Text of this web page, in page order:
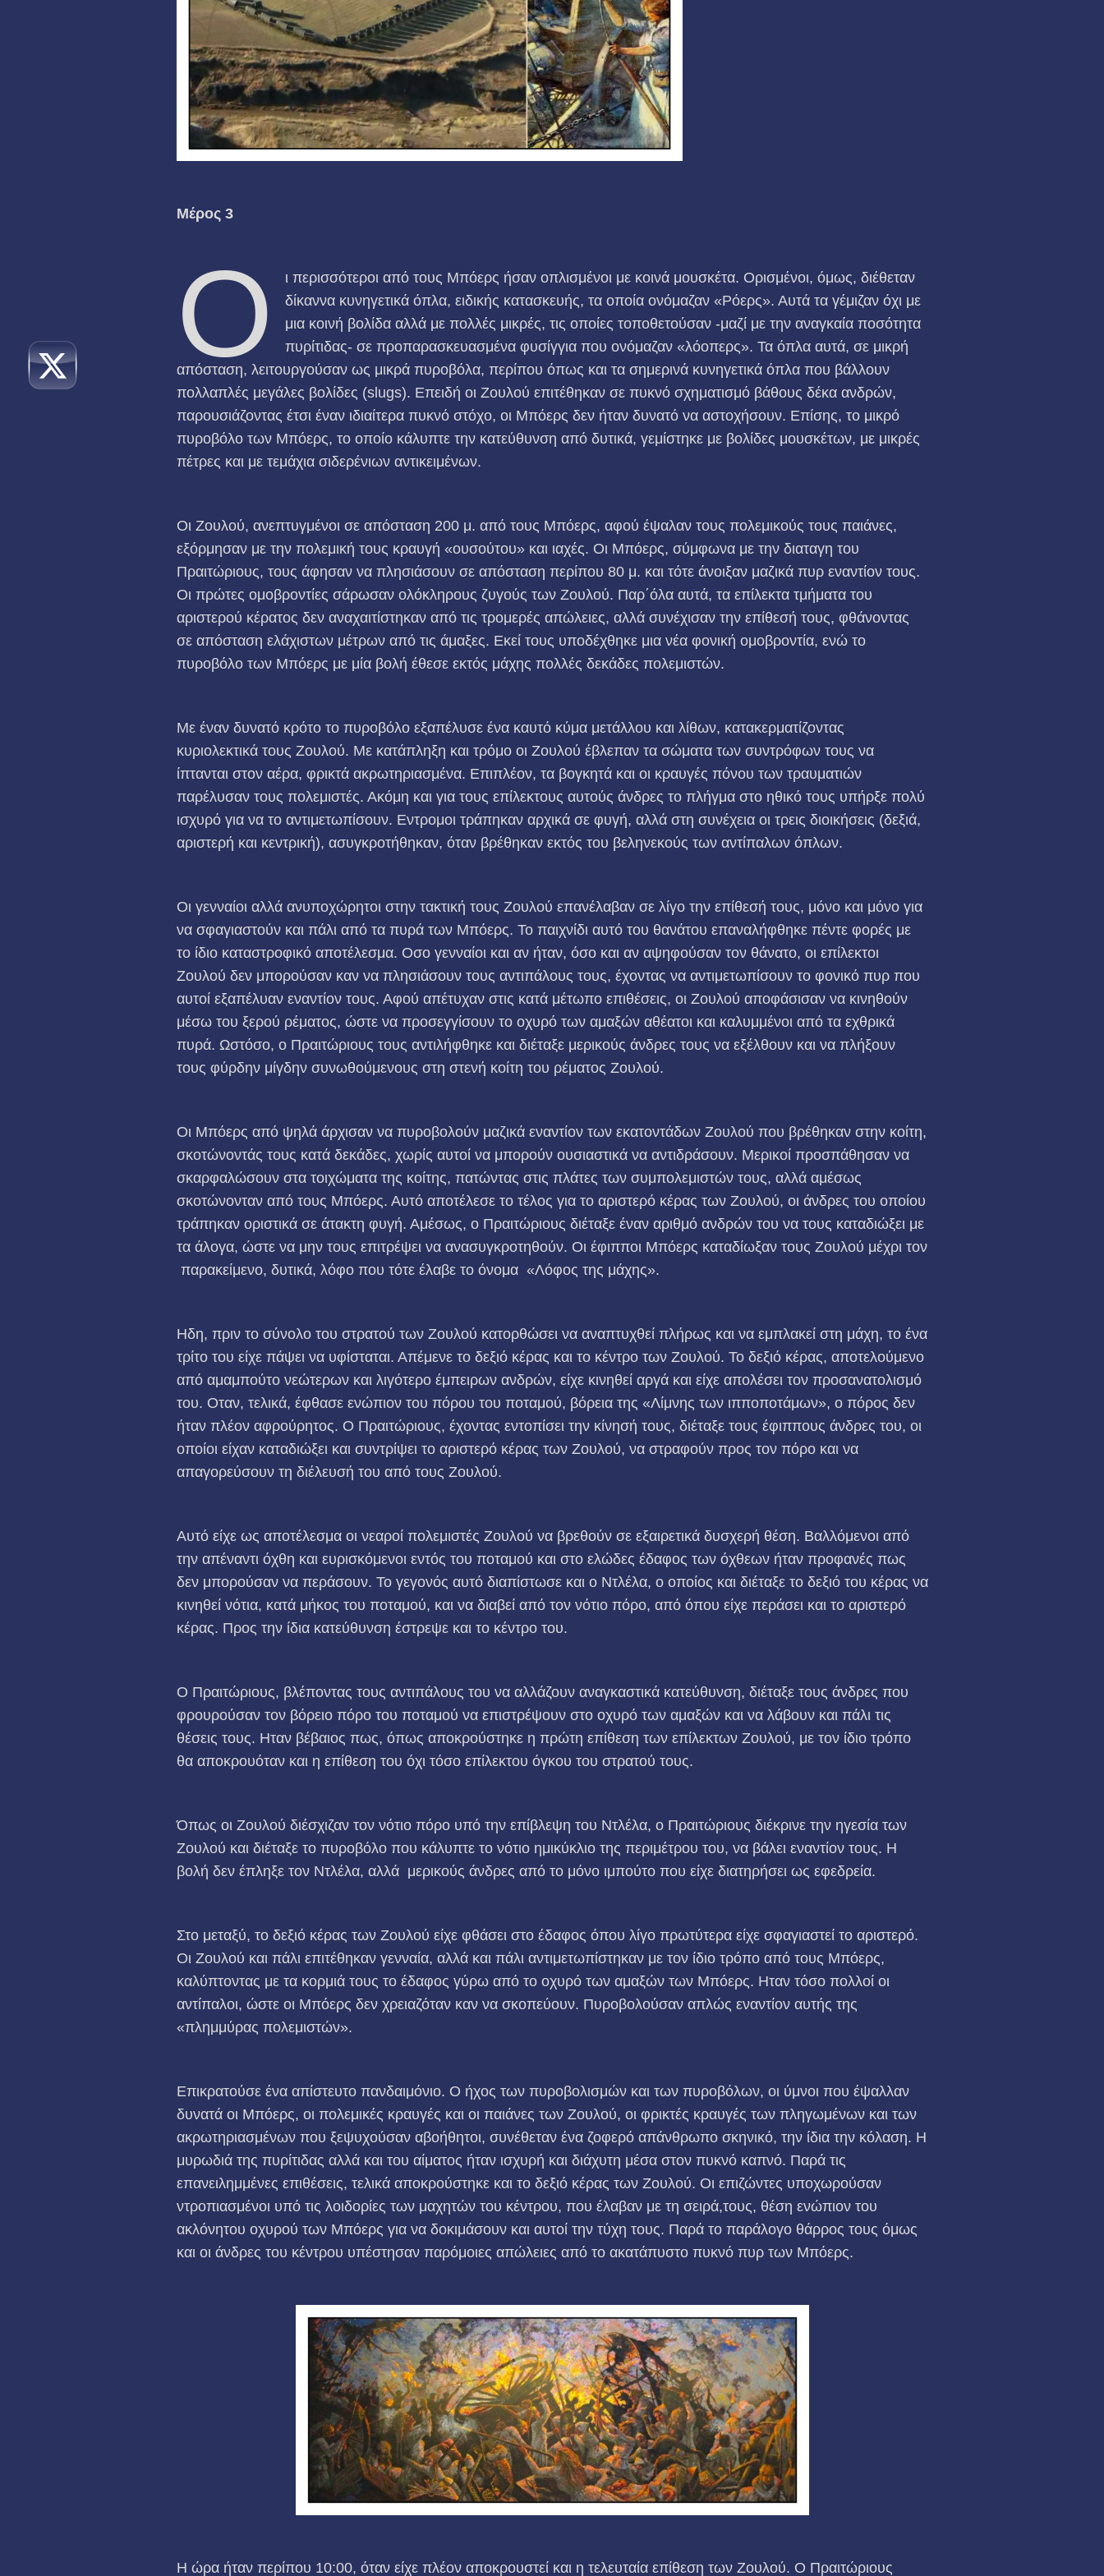
Μέρος 3
Ο
ι περισσότεροι από τους Μπόερς ήσαν οπλισμένοι με κοινά μουσκέτα. Ορισμένοι, όμως, διέθεταν
δίκαννα κυνηγετικά όπλα, ειδικής κατασκευής, τα οποία ονόμαζαν «Ρόερς». Αυτά τα γέμιζαν όχι με
μια κοινή βολίδα αλλά με πολλές μικρές, τις οποίες τοποθετούσαν -μαζί με την αναγκαία ποσότητα
πυρίτιδας- σε προπαρασκευασμένα φυσίγγια που ονόμαζαν «λόοπερς». Τα όπλα αυτά, σε μικρή
απόσταση, λειτουργούσαν ως μικρά πυροβόλα, περίπου όπως και τα σημερινά κυνηγετικά όπλα που βάλλουν
πολλαπλές μεγάλες βολίδες (slugs). Επειδή οι Ζουλού επιτέθηκαν σε πυκνό σχηματισμό βάθους δέκα ανδρών,
παρουσιάζοντας έτσι έναν ιδιαίτερα πυκνό στόχο, οι Μπόερς δεν ήταν δυνατό να αστοχήσουν. Επίσης, το μικρό
πυροβόλο των Μπόερς, το οποίο κάλυπτε την κατεύθυνση από δυτικά, γεμίστηκε με βολίδες μουσκέτων, με μικρές
πέτρες και με τεμάχια σιδερένιων αντικειμένων.
Οι Ζουλού, ανεπτυγμένοι σε απόσταση 200 μ. από τους Μπόερς, αφού έψαλαν τους πολεμικούς τους παιάνες,
εξόρμησαν με την πολεμική τους κραυγή «ουσούτου» και ιαχές. Οι Μπόερς, σύμφωνα με την διαταγη του
Πραιτώριους, τους άφησαν να πλησιάσουν σε απόσταση περίπου 80 μ. και τότε άνοιξαν μαζικά πυρ εναντίον τους.
Οι πρώτες ομοβροντίες σάρωσαν ολόκληρους ζυγούς των Ζουλού. Παρ΄όλα αυτά, τα επίλεκτα τμήματα του
αριστερού κέρατος δεν αναχαιτίστηκαν από τις τρομερές απώλειες, αλλά συνέχισαν την επίθεσή τους, φθάνοντας
σε απόσταση ελάχιστων μέτρων από τις άμαξες. Εκεί τους υποδέχθηκε μια νέα φονική ομοβροντία, ενώ το
πυροβόλο των Μπόερς με μία βολή έθεσε εκτός μάχης πολλές δεκάδες πολεμιστών.
Με έναν δυνατό κρότο το πυροβόλο εξαπέλυσε ένα καυτό κύμα μετάλλου και λίθων, κατακερματίζοντας
κυριολεκτικά τους Ζουλού. Με κατάπληξη και τρόμο οι Ζουλού έβλεπαν τα σώματα των συντρόφων τους να
ίπτανται στον αέρα, φρικτά ακρωτηριασμένα. Επιπλέον, τα βογκητά και οι κραυγές πόνου των τραυματιών
παρέλυσαν τους πολεμιστές. Ακόμη και για τους επίλεκτους αυτούς άνδρες το πλήγμα στο ηθικό τους υπήρξε πολύ
ισχυρό για να το αντιμετωπίσουν. Εντρομοι τράπηκαν αρχικά σε φυγή, αλλά στη συνέχεια οι τρεις διοικήσεις (δεξιά,
αριστερή και κεντρική), ασυγκροτήθηκαν, όταν βρέθηκαν εκτός του βεληνεκούς των αντίπαλων όπλων.
Οι γενναίοι αλλά ανυποχώρητοι στην τακτική τους Ζουλού επανέλαβαν σε λίγο την επίθεσή τους, μόνο και μόνο για
να σφαγιαστούν και πάλι από τα πυρά των Μπόερς. Το παιχνίδι αυτό του θανάτου επαναλήφθηκε πέντε φορές με
το ίδιο καταστροφικό αποτέλεσμα. Οσο γενναίοι και αν ήταν, όσο και αν αψηφούσαν τον θάνατο, οι επίλεκτοι
Ζουλού δεν μπορούσαν καν να πλησιάσουν τους αντιπάλους τους, έχοντας να αντιμετωπίσουν το φονικό πυρ που
αυτοί εξαπέλυαν εναντίον τους. Αφού απέτυχαν στις κατά μέτωπο επιθέσεις, οι Ζουλού αποφάσισαν να κινηθούν
μέσω του ξερού ρέματος, ώστε να προσεγγίσουν το οχυρό των αμαξών αθέατοι και καλυμμένοι από τα εχθρικά
πυρά. Ωστόσο, ο Πραιτώριους τους αντιλήφθηκε και διέταξε μερικούς άνδρες τους να εξέλθουν και να πλήξουν
τους φύρδην μίγδην συνωθούμενους στη στενή κοίτη του ρέματος Ζουλού.
Οι Μπόερς από ψηλά άρχισαν να πυροβολούν μαζικά εναντίον των εκατοντάδων Ζουλού που βρέθηκαν στην κοίτη,
σκοτώνοντάς τους κατά δεκάδες, χωρίς αυτοί να μπορούν ουσιαστικά να αντιδράσουν. Μερικοί προσπάθησαν να
σκαρφαλώσουν στα τοιχώματα της κοίτης, πατώντας στις πλάτες των συμπολεμιστών τους, αλλά αμέσως
σκοτώνονταν από τους Μπόερς. Αυτό αποτέλεσε το τέλος για το αριστερό κέρας των Ζουλού, οι άνδρες του οποίου
τράπηκαν οριστικά σε άτακτη φυγή. Αμέσως, ο Πραιτώριους διέταξε έναν αριθμό ανδρών του να τους καταδιώξει με
τα άλογα, ώστε να μην τους επιτρέψει να ανασυγκροτηθούν. Οι έφιπποι Μπόερς καταδίωξαν τους Ζουλού μέχρι τον
παρακείμενο, δυτικά, λόφο που τότε έλαβε το όνομα «Λόφος της μάχης».
Ηδη, πριν το σύνολο του στρατού των Ζουλού κατορθώσει να αναπτυχθεί πλήρως και να εμπλακεί στη μάχη, το ένα
τρίτο του είχε πάψει να υφίσταται. Απέμενε το δεξιό κέρας και το κέντρο των Ζουλού. Το δεξιό κέρας, αποτελούμενο
από αμαμπούτο νεώτερων και λιγότερο έμπειρων ανδρών, είχε κινηθεί αργά και είχε απολέσει τον προσανατολισμό
του. Οταν, τελικά, έφθασε ενώπιον του πόρου του ποταμού, βόρεια της «Λίμνης των ιπποποτάμων», ο πόρος δεν
ήταν πλέον αφρούρητος. Ο Πραιτώριους, έχοντας εντοπίσει την κίνησή τους, διέταξε τους έφιππους άνδρες του, οι
οποίοι είχαν καταδιώξει και συντρίψει το αριστερό κέρας των Ζουλού, να στραφούν προς τον πόρο και να
απαγορεύσουν τη διέλευσή του από τους Ζουλού.
Αυτό είχε ως αποτέλεσμα οι νεαροί πολεμιστές Ζουλού να βρεθούν σε εξαιρετικά δυσχερή θέση. Βαλλόμενοι από
την απέναντι όχθη και ευρισκόμενοι εντός του ποταμού και στο ελώδες έδαφος των όχθεων ήταν προφανές πως
δεν μπορούσαν να περάσουν. Το γεγονός αυτό διαπίστωσε και ο Ντλέλα, ο οποίος και διέταξε το δεξιό του κέρας να
κινηθεί νότια, κατά μήκος του ποταμού, και να διαβεί από τον νότιο πόρο, από όπου είχε περάσει και το αριστερό
κέρας. Προς την ίδια κατεύθυνση έστρεψε και το κέντρο του.
Ο Πραιτώριους, βλέποντας τους αντιπάλους του να αλλάζουν αναγκαστικά κατεύθυνση, διέταξε τους άνδρες που
φρουρούσαν τον βόρειο πόρο του ποταμού να επιστρέψουν στο οχυρό των αμαξών και να λάβουν και πάλι τις
θέσεις τους. Ηταν βέβαιος πως, όπως αποκρούστηκε η πρώτη επίθεση των επίλεκτων Ζουλού, με τον ίδιο τρόπο
θα αποκρουόταν και η επίθεση του όχι τόσο επίλεκτου όγκου του στρατού τους.
Όπως οι Ζουλού διέσχιζαν τον νότιο πόρο υπό την επίβλεψη του Ντλέλα, ο Πραιτώριους διέκρινε την ηγεσία των
Ζουλού και διέταξε το πυροβόλο που κάλυπτε το νότιο ημικύκλιο της περιμέτρου του, να βάλει εναντίον τους. Η
βολή δεν έπληξε τον Ντλέλα, αλλά μερικούς άνδρες από το μόνο ιμπούτο που είχε διατηρήσει ως εφεδρεία.
Στο μεταξύ, το δεξιό κέρας των Ζουλού είχε φθάσει στο έδαφος όπου λίγο πρωτύτερα είχε σφαγιαστεί το αριστερό.
Οι Ζουλού και πάλι επιτέθηκαν γενναία, αλλά και πάλι αντιμετωπίστηκαν με τον ίδιο τρόπο από τους Μπόερς,
καλύπτοντας με τα κορμιά τους το έδαφος γύρω από το οχυρό των αμαξών των Μπόερς. Ηταν τόσο πολλοί οι
αντίπαλοι, ώστε οι Μπόερς δεν χρειαζόταν καν να σκοπεύουν. Πυροβολούσαν απλώς εναντίον αυτής της
«πλημμύρας πολεμιστών».
Επικρατούσε ένα απίστευτο πανδαιμόνιο. Ο ήχος των πυροβολισμών και των πυροβόλων, οι ύμνοι που έψαλλαν
δυνατά οι Μπόερς, οι πολεμικές κραυγές και οι παιάνες των Ζουλού, οι φρικτές κραυγές των πληγωμένων και των
ακρωτηριασμένων που ξεψυχούσαν αβοήθητοι, συνέθεταν ένα ζοφερό απάνθρωπο σκηνικό, την ίδια την κόλαση. Η
μυρωδιά της πυρίτιδας αλλά και του αίματος ήταν ισχυρή και διάχυτη μέσα στον πυκνό καπνό. Παρά τις
επανειλημμένες επιθέσεις, τελικά αποκρούστηκε και το δεξιό κέρας των Ζουλού. Οι επιζώντες υποχωρούσαν
ντροπιασμένοι υπό τις λοιδορίες των μαχητών του κέντρου, που έλαβαν με τη σειρά,τους, θέση ενώπιον του
ακλόνητου οχυρού των Μπόερς για να δοκιμάσουν και αυτοί την τύχη τους. Παρά το παράλογο θάρρος τους όμως
και οι άνδρες του κέντρου υπέστησαν παρόμοιες απώλειες από το ακατάπυστο πυκνό πυρ των Μπόερς.
Η ώρα ήταν περίπου 10:00, όταν είχε πλέον αποκρουστεί και η τελευταία επίθεση των Ζουλού. Ο Πραιτώριους